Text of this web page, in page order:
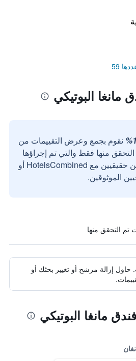
59
مانغا البوتيكي
نقوم بجمع وعرض التقييمات من
منها فقط والتي تم إجراؤها
بواسطة مستخدمين حقيقيين مع HotelsCombined أو
الموثوقين.
حاول إزالة مرشح أو تغيير بحثك أو
مانغا البوتيكي